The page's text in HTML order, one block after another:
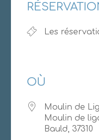
Les
OÙ
Moulin de
Moulin de
Bauld, 37310